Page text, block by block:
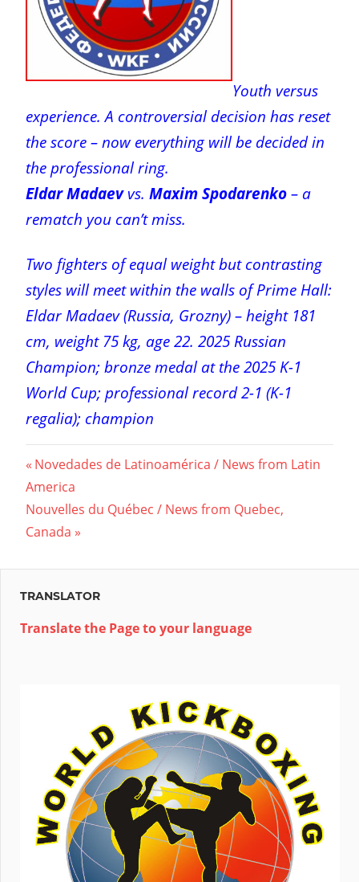
Youth versus
experience. A controversial decision has reset
the score – now everything will be decided in
the professional ring.
Eldar Madaevvs. Maxim Spodarenko – a
rematch you can’t miss.
Two fighters of equal weight but contrasting
styles will meet within the walls of Prime Hall:
Eldar Madaev (Russia, Grozny) – height 181
cm, weight 75 kg, age 22. 2025 Russian
Champion; bronze medal at the 2025 K-1
World Cup; professional record 2-1 (K-1
regalia); champion
Post
navigation
Previous
Post:
Novedades de Latinoamérica / News from Latin
America
Next
Post:
Nouvelles du Québec / News from Quebec,
Canada
TRANSLATOR
Translate the Page to your language